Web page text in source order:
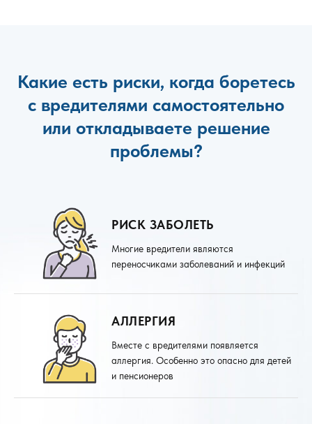
Какие есть риски, когда боретесь
с вредителями самостоятельно
или откладываете решение
проблемы?
РИСК ЗАБОЛЕТЬ
Многие вредители являются
переносчиками заболеваний и инфекций
АЛЛЕРГИЯ
Вместе с вредителями появляется
аллергия. Особенно это опасно для детей
и пенсионеров